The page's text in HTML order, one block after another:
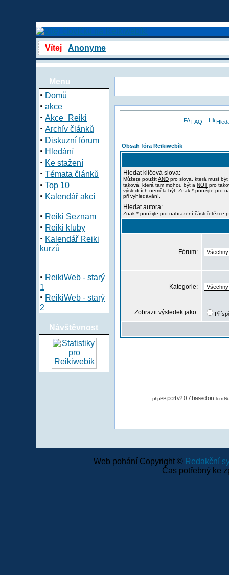
Vítej Anonyme
Menu
· Domů
· akce
· Akce_Reiki
· Archív článků
· Diskuzní fórum
· Hledání
· Ke stažení
· Témata článků
· Top 10
· Kalendář akcí
· Reiki Seznam
· Reiki kluby
· Kalendář Reiki
kurzů
· ReikiWeb - starý
1
· ReikiWeb - starý
2
Návštěvnost
FAQ
Obsah fóra Reikiwebík
Hledat klíčová slova:
Můžete použítAND pro slova, která musí
taková, která tam mohou být a NOT pro
výsledcích neměla být. Znak * použijte pro
při vyhledávání.
Hledat autora:
Znak * použijte pro nahrazení části řetězce
Fórum:
Kategorie:
Zobrazit výsledek jako:
phpBBport v2.0.7 based onTom
Web pohání Copyright © Redakční
Čas potřebný ke